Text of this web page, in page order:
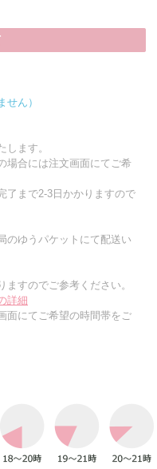
せん）
ます。
場合には注文画面にてご希
了まで2-3日かかりますので
のゆうパケットにて配送い
すのでご参考ください。
詳細
面にてご希望の時間帯をご